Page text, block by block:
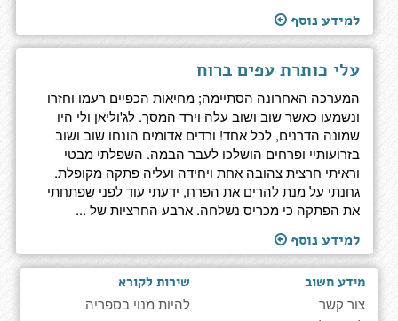
למידע נוסף
עלי כותרת עפים ברוח
המערכה האחרונה הסתיימה; מחיאות הכפיים רעמו וחזרו
ונשמעו כאשר שוב ושוב עלה וירד המסך. לג'וליאן ולי היו
שמונה הדרנים, לכל אחד! ורדים אדומים הונחו שוב ושוב
בזרועותיי ופרחים הושלכו לעבר הבמה. השפלתי מבטי
וראיתי חרצית צהובה אחת ויחידה ועליה פתקה מקופלת.
גחנתי על מנת להרים את הפרח, ידעתי עוד לפני שפתחתי
את הפתקה כי מכריס נשלחה. ארבע החרציות של ...
למידע נוסף
מידע חשוב
צור קשר
שירות לקורא
להיות מנוי בספריה